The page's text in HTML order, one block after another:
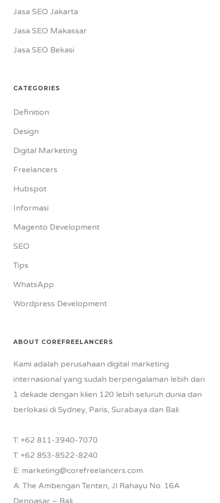
Jasa SEO Jakarta
Jasa SEO Makassar
Jasa SEO Bekasi
CATEGORIES
Definition
Design
Digital Marketing
Freelancers
Hubspot
Informasi
Magento Development
SEO
Tips
WhatsApp
Wordpress Development
ABOUT COREFREELANCERS
Kami adalah perusahaan digital marketing
internasional yang sudah berpengalaman lebih dari
1 dekade dengan klien 120 lebih seluruh dunia dan
berlokasi di Sydney, Paris, Surabaya dan Bali
T: +62 811-3940-7070
T: +62 853-8522-8240
E: marketing@corefreelancers.com
A: The Ambengan Tenten, Jl Rahayu No. 16A
Denpasar – Bali